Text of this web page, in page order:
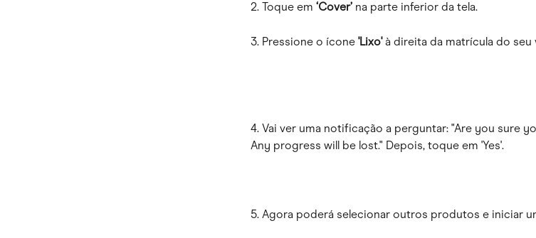
2. Toque em ‘Cover’ na parte inferior da tela.
3. Pressione o ícone 'Lixo' à direita da matrícula do seu
4. Vai ver uma notificação a perguntar: "Are you sure
Any progress will be lost." Depois, toque em 'Yes'.
5. Agora poderá selecionar outros produtos e iniciar